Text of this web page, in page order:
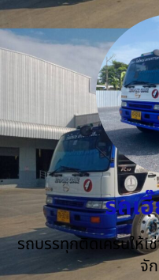
รถเ
รถบรรทุกติดเครนให้เ
จั